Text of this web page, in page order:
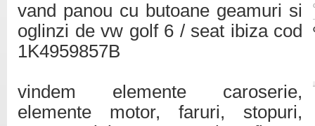
vand panou cu butoane geamuri si
oglinzi de vw golf 6 / seat ibiza cod
1K4959857B
vindem elemente caroserie,
elemente motor, faruri, stopuri,